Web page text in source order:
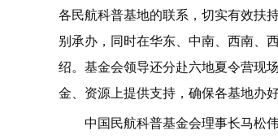
各民航科普基地的联系，切实有效扶
别承办，同时在华东、中南、西南、
绍。基金会领导还分赴六地夏令营现
金、资源上提供支持，确保各基地办
中国民航科普基金会理事长马松